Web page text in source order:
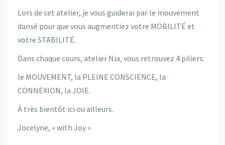
Lors de cet atelier, je vous guiderai par le mouvement
dansé pour que vous augmentiez votre MOBILITÉ et
votre STABILITÉ.
Dans chaque cours, atelier Nia‚ vous retrouvez 4 piliers:
le MOUVEMENT, la PLEINE CONSCIENCE, la
CONNEXION, la JOIE.
À très bientôt ici ou ailleurs.
Jocelyne, « with Joy »